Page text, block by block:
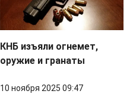
КНБ изъяли огнемет,
оружие и гранаты
10 ноября 2025 09:47